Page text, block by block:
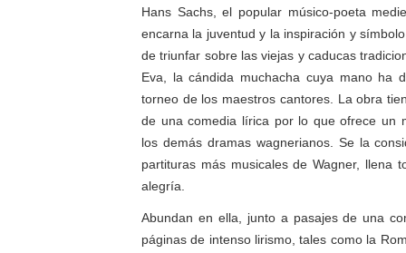
Hans Sachs, el popular músico-poeta
encarna la juventud y la inspiración y
de triunfar sobre las viejas y caducas
Eva, la cándida muchacha cuya mano ha
torneo de los maestros cantores. La obra
de una comedia lírica por lo que ofrece un
los demás dramas wagnerianos. Se la
partituras más musicales de Wagner, llena
alegría.
Abundan en ella, junto a pasajes de una
páginas de intenso lirismo, tales como la